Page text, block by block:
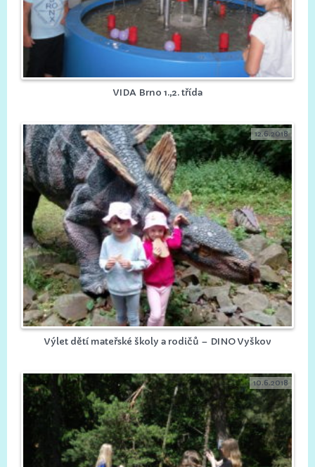
VIDA Brno 1.,2. třída
12.6.2018
Výlet dětí mateřské školy a rodičů – DINO Vyškov
10.6.2018